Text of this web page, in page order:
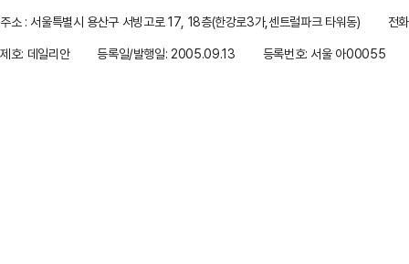
주소 : 서울특별시 용산구 서빙고로 17, 18층(한강로3가,센트럴파크 타워동)
전
제호: 데일리안
등록일/발행일: 2005.09.13 등록번호: 서울 아00055